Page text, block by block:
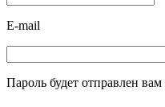
E-mail
Пароль будет отправлен вам